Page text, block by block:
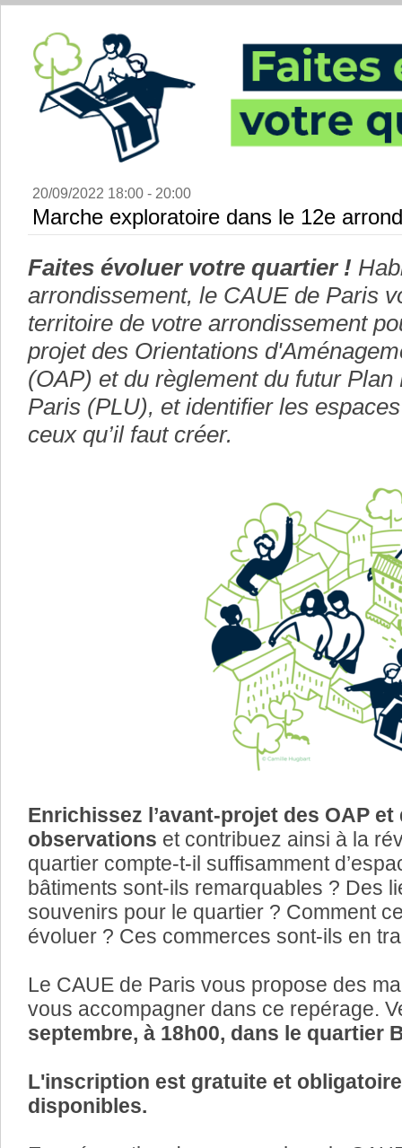
20/09/2022 18:00 - 20:00
Marche exploratoire dans le 12e
Faites évoluer votre quartier !
arrondissement, le CAUE de Paris
territoire de votre arrondissement
projet des Orientations
(OAP) et du règlement du futur
Paris (PLU), et identifier les
ceux qu’il faut créer.
Enrichissez l’avant-projet des OAP
observations et contribuez ainsi à la
quartier compte-t-il suffisamment
bâtiments sont-ils remarquables ? Des
souvenirs pour le quartier ? Comment
évoluer ? Ces commerces sont-ils en
Le CAUE de Paris vous propose des
vous accompagner dans ce repérage.
septembre, à 18h00, dans le quartier
L'inscription est gratuite et
disponibles.